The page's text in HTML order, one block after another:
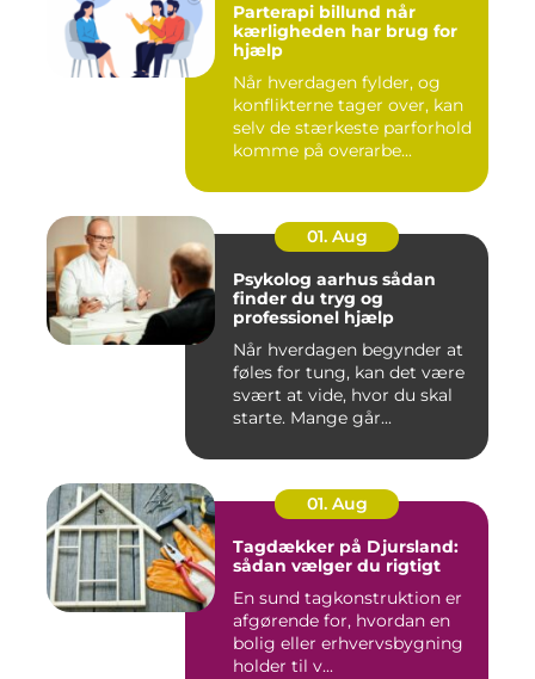
Parterapi billund når
kærligheden har brug for
hjælp
Når hverdagen fylder, og
konflikterne tager over, kan
selv de stærkeste parforhold
komme på overarbe...
01. Aug
Psykolog aarhus sådan
finder du tryg og
professionel hjælp
Når hverdagen begynder at
føles for tung, kan det være
svært at vide, hvor du skal
starte. Mange går...
01. Aug
Tagdækker på Djursland:
sådan vælger du rigtigt
En sund tagkonstruktion er
afgørende for, hvordan en
bolig eller erhvervsbygning
holder til v...